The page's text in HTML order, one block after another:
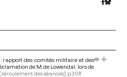
rapport des comités militaire et des
de M. de Lowendal, lors de
des séances] p.308